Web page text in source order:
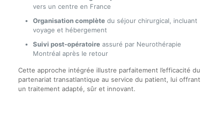
vers un centre en France
Organisation complètedu séjour chirurgical, incluant
voyage et hébergement
Suivi post-opératoireassuré par Neurothérapie
Montréal après le retour
Cette approche intégrée illustre parfaitement l’efficacité du
partenariat transatlantique au service du patient, lui offrant
un traitement adapté, sûr et innovant.